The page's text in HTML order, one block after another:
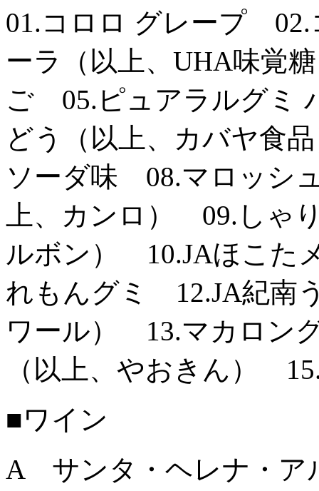
01.コロロ グレープ
ーラ（以上、UHA味覚
ご 05.ピュアラルグミ
どう（以上、カバヤ食
ソーダ味 08.マロッシ
上、カンロ） 09.しゃ
ルボン） 10.JAほこた
れもんグミ 12.JA紀南
ワール） 13.マカロン
（以上、やおきん）
■ワイン
A サンタ・ヘレナ・ア